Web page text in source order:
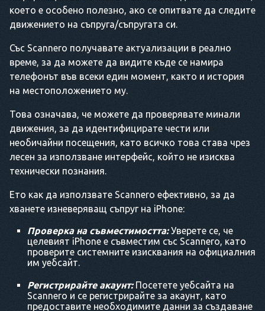
което е особено полезно, ако се опитвате да следите
движението на съпруга/съпругата си.
Със Scannero получавате актуализации в реално
време, за да можете да видите къде се намира
телефонът във всеки един момент, както и история
на местоположението му.
Това означава, че можете да проверявате минали
движения, за да идентифицирате чести или
необичайни посещения, като всичко това става чрез
лесен за използване интерфейс, който не изисква
технически познания.
Ето как да използвате Scannero ефективно, за да
хванете изневеряващ съпруг на iPhone:
Проверка на съвместимостта:Уверете се, че
целевият iPhone е съвместим със Scannero, като
проверите системните изисквания на официалния
им уебсайт.
Регистрирайте акаунт:Посетете уебсайта на
Scannero и се регистрирайте за акаунт, като
предоставите необходимите данни за създаване